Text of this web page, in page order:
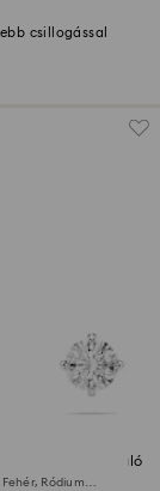
csillogással
bedugós fülbevaló
Ródium